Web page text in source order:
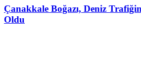
Çanakkale Boğazı, Deniz
Oldu